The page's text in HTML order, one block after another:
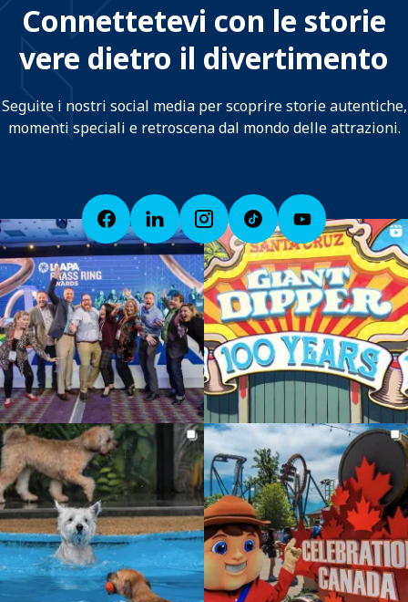
Connettetevi con le storie
vere dietro il divertimento
Seguite i nostri social media per scoprire storie autentiche,
momenti speciali e retroscena dal mondo delle attrazioni.